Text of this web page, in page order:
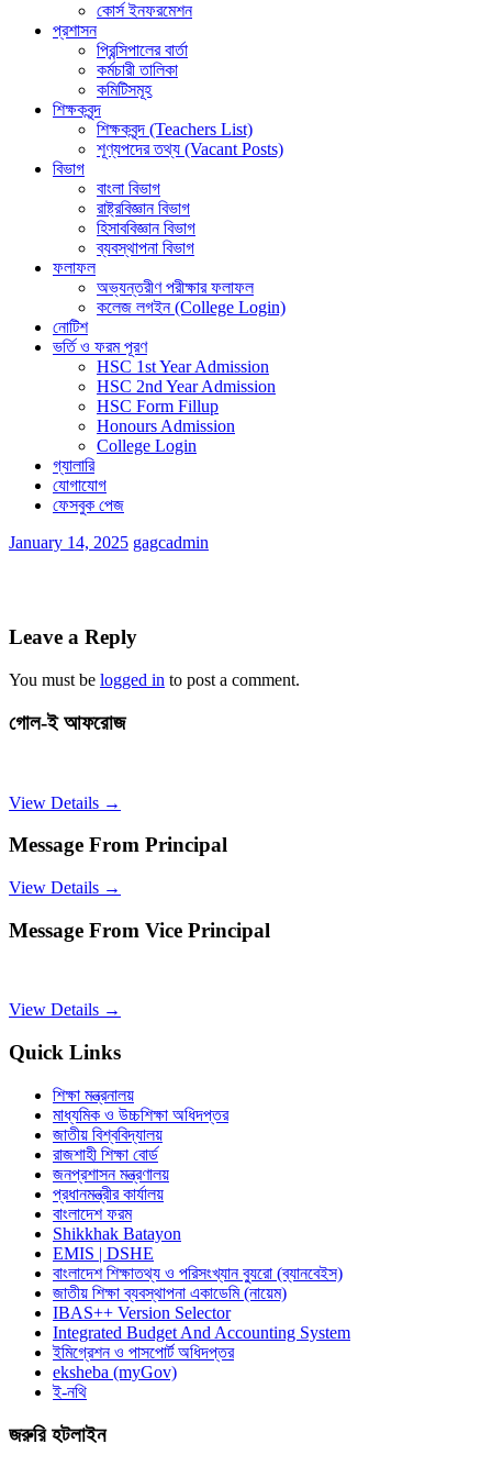
কোর্স ইনফরমেশন
প্রশাসন
প্রিন্সিপালের বার্তা
কর্মচারী তালিকা
কমিটিসমূহ
শিক্ষকবৃন্দ
শিক্ষকবৃন্দ (Teachers List)
শূণ্যপদের তথ্য (Vacant Posts)
বিভাগ
বাংলা বিভাগ
রাষ্ট্রবিজ্ঞান বিভাগ
হিসাববিজ্ঞান বিভাগ
ব্যবস্থাপনা বিভাগ
ফলাফল
অভ্যন্তরীণ পরীক্ষার ফলাফল
কলেজ লগইন (College Login)
নোটিশ
ভর্তি ও ফরম পূরণ
HSC 1st Year Admission
HSC 2nd Year Admission
HSC Form Fillup
Honours Admission
College Login
গ্যালারি
যোগাযোগ
ফেসবুক পেজ
January 14, 2025 gagcadmin
Leave a Reply
You must be logged in to post a comment.
গোল-ই আফরোজ
View Details →
Message From Principal
View Details →
Message From Vice Principal
View Details →
Quick Links
শিক্ষা মন্ত্রনালয়
মাধ্যমিক ও উচ্চশিক্ষা অধিদপ্তর
জাতীয় বিশ্ববিদ্যালয়
রাজশাহী শিক্ষা বোর্ড
জনপ্রশাসন মন্ত্রণালয়
প্রধানমন্ত্রীর কার্যালয়
বাংলাদেশ ফরম
Shikkhak Batayon
EMIS | DSHE
বাংলাদেশ শিক্ষাতথ্য ও পরিসংখ্যান ব্যুরো (ব্যানবেইস)
জাতীয় শিক্ষা ব্যবস্থাপনা একাডেমি (নায়েম)
IBAS++ Version Selector
Integrated Budget And Accounting System
ইমিগ্রেশন ও পাসপোর্ট অধিদপ্তর
eksheba (myGov)
ই-নথি
জরুরি হটলাইন